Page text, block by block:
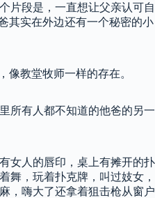
片段是，一直想让父亲认可自
其实在外边还有一个秘密的小
像教堂牧师一样的存在。
所有人都不知道的他爸的另一
女人的唇印，桌上有摊开的扑
舞，玩着扑克牌，叫过妓女，
，嗨大了还拿着狙击枪从窗户